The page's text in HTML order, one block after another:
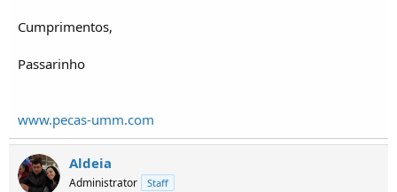
Cumprimentos,
Passarinho
www.pecas-umm.com
Aldeia
Administrator Staff